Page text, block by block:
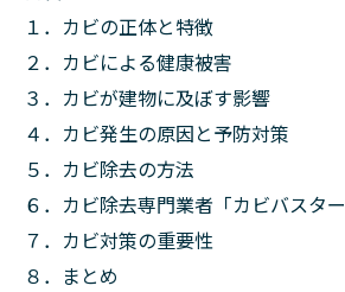
１．カビの正体と特徴
２．カビによる健康被害
３．カビが建物に及ぼす影響
４．カビ発生の原因と予防対策
５．カビ除去の方法
６．カビ除去専門業者「カビバスター
７．カビ対策の重要性
８．まとめ